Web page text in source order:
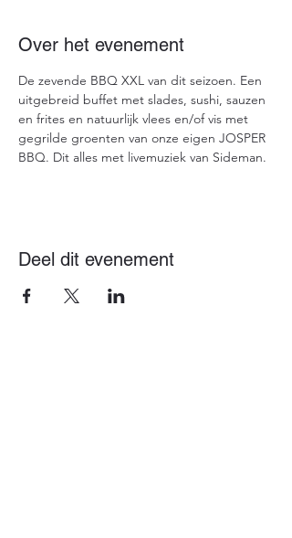
Over het evenement
De zevende BBQ XXL van dit seizoen. Een
uitgebreid buffet met slades, sushi, sauzen
en frites en natuurlijk vlees en/of vis met
gegrilde groenten van onze eigen JOSPER
BBQ. Dit alles met livemuziek van Sideman.
Deel dit evenement